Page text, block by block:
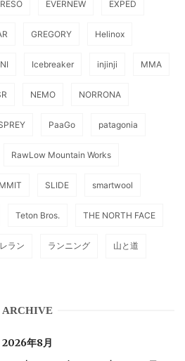
EVERNEW EXPED
GREGORY Helinox
Icebreaker injinji MMA
NEMO NORRONA
PaaGo patagonia
RawLow Mountain Works
SLIDE smartwool
Teton Bros. THE NORTH FACE
ラン ランニング 山と道
ARCHIVE
2026年8月